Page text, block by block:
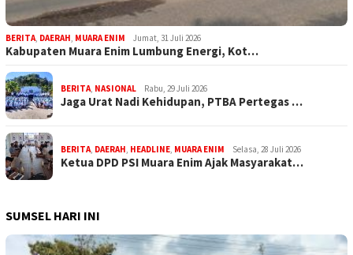
BERITA, DAERAH, MUARA ENIM Jumat, 31 Juli 2026
Kabupaten Muara Enim Lumbung Energi, Kot…
BERITA, NASIONAL Rabu, 29 Juli 2026
Jaga Urat Nadi Kehidupan, PTBA Pertegas …
BERITA, DAERAH, HEADLINE, MUARA ENIM Selasa, 28 Juli 2026
Ketua DPD PSI Muara Enim Ajak Masyarakat…
SUMSEL HARI INI